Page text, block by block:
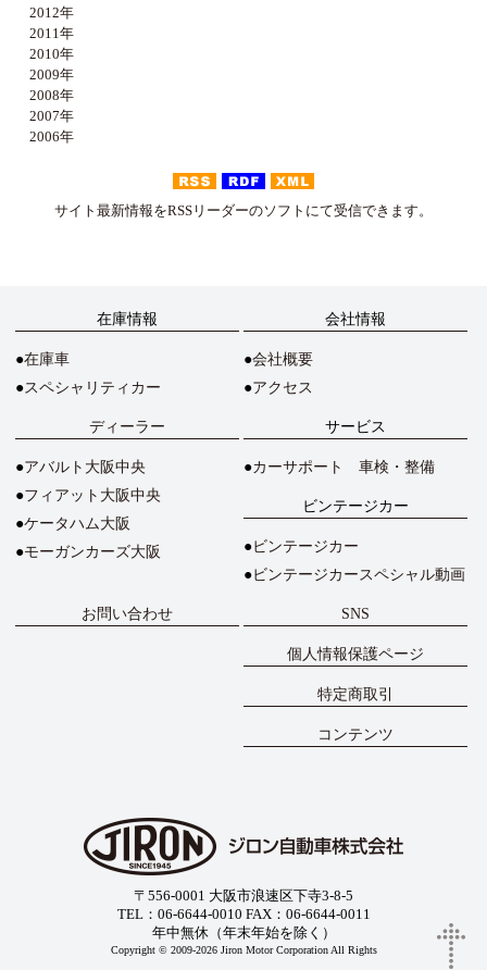
2012年
2011年
2010年
2009年
2008年
2007年
2006年
サイト最新情報をRSSリーダーのソフトにて受信できます。
在庫情報
在庫車
スペシャリティカー
会社情報
会社概要
アクセス
ディーラー
アバルト大阪中央
フィアット大阪中央
ケータハム大阪
モーガンカーズ大阪
サービス
カーサポート 車検・整備
ビンテージカー
ビンテージカー
ビンテージカースペシャル動画
お問い合わせ SNS
個人情報保護ページ
特定商取引
コンテンツ
〒556-0001 大阪市浪速区下寺3-8-5
TEL：06-6644-0010 FAX：06-6644-0011
年中無休（年末年始を除く）
Copyright © 2009-2026 Jiron Motor Corporation All Rights